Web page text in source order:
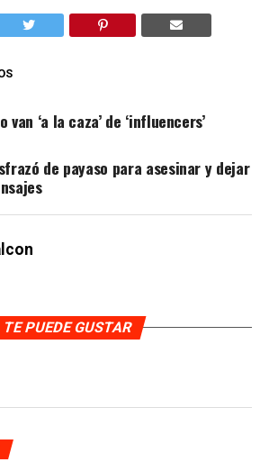
‘a la caza’ de ‘influencers’
de payaso para asesinar y dejar
TE PUEDE GUSTAR